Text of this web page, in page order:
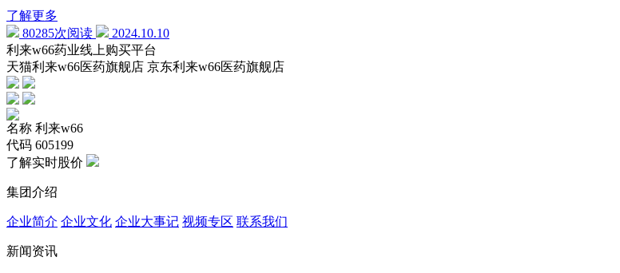
了解更多
80285次阅读
2024.10.10
利来w66药业线上购买平台
天猫利来w66医药旗舰店 京东利来w66医药旗舰店
名称 利来w66
代码 605199
了解实时股价
集团介绍
企业简介 企业文化 企业⼤事记 视频专区 联系我们
新闻资讯